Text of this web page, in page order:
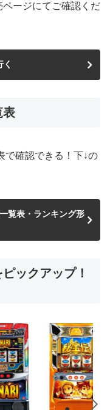
ージにてご確認くだ
表
で確認できる！下↓の
覧表・ランキング形
ックアップ！